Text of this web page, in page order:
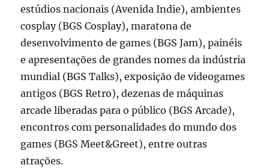
estúdios nacionais (Avenida Indie), ambientes
cosplay (BGS Cosplay), maratona de
desenvolvimento de games (BGS Jam), painéis
e apresentações de grandes nomes da indústria
mundial (BGS Talks), exposição de videogames
antigos (BGS Retro), dezenas de máquinas
arcade liberadas para o público (BGS Arcade),
encontros com personalidades do mundo dos
games (BGS Meet&Greet), entre outras
atrações.